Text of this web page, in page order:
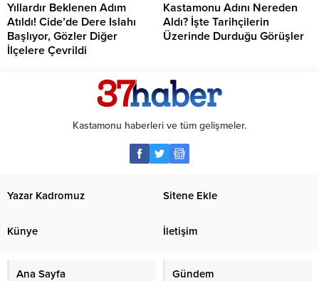
Yıllardır Beklenen Adım
Atıldı! Cide’de Dere Islahı
Başlıyor, Gözler Diğer
İlçelere Çevrildi
Kastamonu Adını Nereden
Aldı? İşte Tarihçilerin
Üzerinde Durduğu Görüşler
Kastamonu haberleri ve tüm gelişmeler.
Yazar Kadromuz Sitene Ekle
Künye İletişim
Ana Sayfa Gündem